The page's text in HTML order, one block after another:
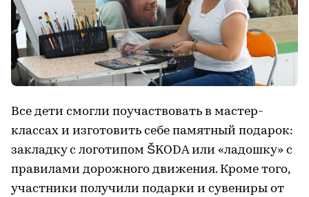
Все дети смогли поучаствовать в мастер-
классах и изготовить себе памятный подарок:
закладку с логотипом ŠKODA или «ладошку» с
правилами дорожного движения. Кроме того,
участники получили подарки и сувениры от